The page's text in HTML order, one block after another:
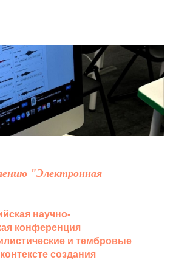
"Электронная
научно-
конференция
и тембровые
создания